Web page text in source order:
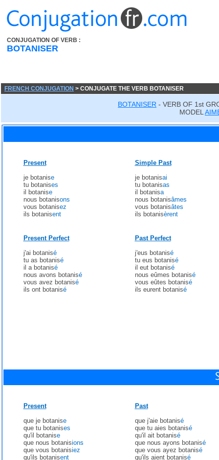
CONJUGATION OF VERB :
BOTANISER
FRENCH CONJUGATION > CONJUGATE THE VERB BOTANISER
BOTANISER - VERB OF 1st
MODEL
Present
je botanise
tu botanises
il botanise
nous botanisons
vous botanisez
ils botanisent
Simple Past
je botanisai
tu botanisas
il botanisa
nous botanisâmes
vous botanisâtes
ils botanisèrent
Present Perfect
j'ai botanisé
tu as botanisé
il a botanisé
nous avons botanisé
vous avez botanisé
ils ont botanisé
Past Perfect
j'eus botanisé
tu eus botanisé
il eut botanisé
nous eûmes botanisé
vous eûtes botanisé
ils eurent botanisé
Present
que je botanise
que tu botanises
qu'il botanise
que nous botanisions
que vous botanisiez
qu'ils botanisent
Past
que j'aie botanisé
que tu aies botanisé
qu'il ait botanisé
que nous ayons botanisé
que vous ayez botanisé
qu'ils aient botanisé